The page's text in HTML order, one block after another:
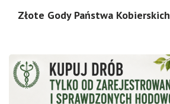
Złote Gody Państwa Kobierskich